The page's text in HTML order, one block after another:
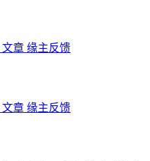
文章 缘主反馈
文章 缘主反馈